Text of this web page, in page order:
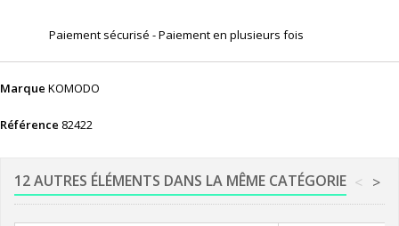
Paiement sécurisé - Paiement en plusieurs fois
Marque KOMODO
Référence 82422
12 AUTRES ÉLÉMENTS DANS LA MÊME CATÉGORIE >
<